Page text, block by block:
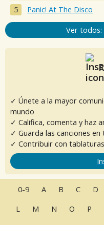
Panic! At The Disco
Ver
✓ Únete a la mayor
mundo
✓ Califica, comenta y haz
✓ Guarda las canciones en
✓ Contribuir con
0-9 A B C D
L
M N O P